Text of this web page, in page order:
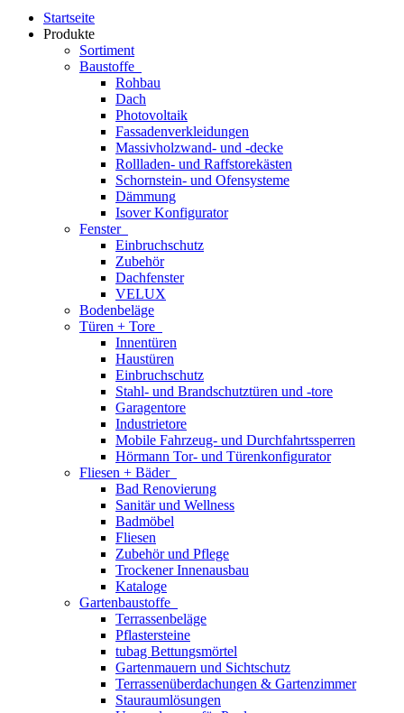
Startseite
Produkte
Sortiment
Baustoffe
Rohbau
Dach
Photovoltaik
Fassadenverkleidungen
Massivholzwand- und -decke
Rollladen- und Raffstorekästen
Schornstein- und Ofensysteme
Dämmung
Isover Konfigurator
Fenster
Einbruchschutz
Zubehör
Dachfenster
VELUX
Bodenbeläge
Türen + Tore
Innentüren
Haustüren
Einbruchschutz
Stahl- und Brandschutztüren und -tore
Garagentore
Industrietore
Mobile Fahrzeug- und Durchfahrtssperren
Hörmann Tor- und Türenkonfigurator
Fliesen + Bäder
Bad Renovierung
Sanitär und Wellness
Badmöbel
Fliesen
Zubehör und Pflege
Trockener Innenausbau
Kataloge
Gartenbaustoffe
Terrassenbeläge
Pflastersteine
tubag Bettungsmörtel
Gartenmauern und Sichtschutz
Terrassenüberdachungen & Gartenzimmer
Stauraumlösungen